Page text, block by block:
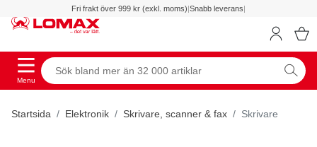
Fri frakt över 999 kr (exkl. moms)|Snabb leverans|
Menu
Startsida Elektronik Skrivare, scanner & fax Skrivare